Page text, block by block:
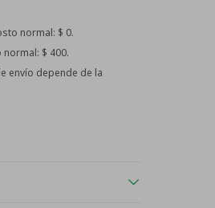
normal: $ 0.
normal: $ 400.
envío depende de la